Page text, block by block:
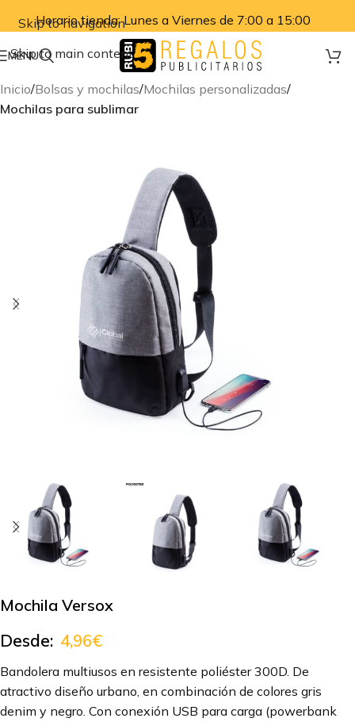
Skip to navigation
Skip to main content
Horario tienda: Lunes a Viernes de 7:00 a 15:00
MENU
Inicio Bolsas y mochilas Mochilas personalizadas
Mochilas para sublimar
Mochila Versox
Desde: 4,96€
Bandolera multiusos en resistente poliéster 300D. De
atractivo diseño urbano, en combinación de colores gris
denim y negro. Con conexión USB para carga (powerbank